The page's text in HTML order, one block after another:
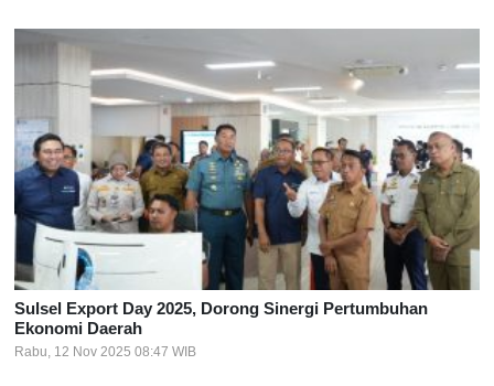
Sulsel Export Day 2025, Dorong Sinergi Pertumbuhan
Ekonomi Daerah
Rabu, 12 Nov 2025 08:47 WIB